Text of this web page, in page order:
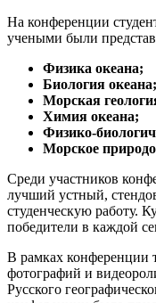
На конференции
учеными были
Физика океана;
Биология океана;
Морская
Химия океана;
Физико-
Морское
Среди участников
лучший устный,
студенческую работу.
победители в каждой
В рамках конференции
фотографий и
Русского